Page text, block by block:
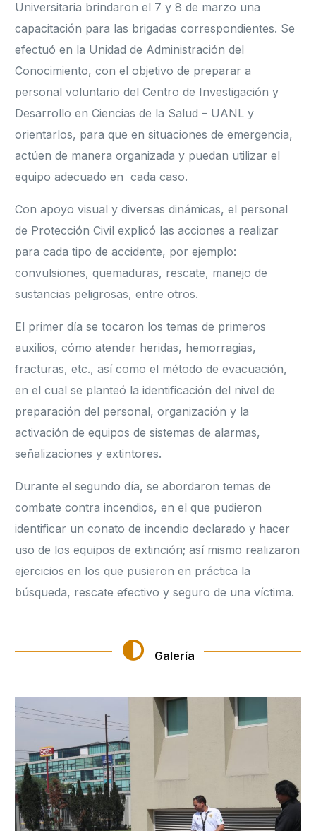
Universitaria brindaron el 7 y 8 de marzo una
capacitación para las brigadas correspondientes. Se
efectuó en la Unidad de Administración del
Conocimiento, con el objetivo de preparar a
personal voluntario del Centro de Investigación y
Desarrollo en Ciencias de la Salud – UANL y
orientarlos, para que en situaciones de emergencia,
actúen de manera organizada y puedan utilizar el
equipo adecuado en cada caso.
Con apoyo visual y diversas dinámicas, el personal
de Protección Civil explicó las acciones a realizar
para cada tipo de accidente, por ejemplo:
convulsiones, quemaduras, rescate, manejo de
sustancias peligrosas, entre otros.
El primer día se tocaron los temas de primeros
auxilios, cómo atender heridas, hemorragias,
fracturas, etc., así como el método de evacuación,
en el cual se planteó la identificación del nivel de
preparación del personal, organización y la
activación de equipos de sistemas de alarmas,
señalizaciones y extintores.
Durante el segundo día, se abordaron temas de
combate contra incendios, en el que pudieron
identificar un conato de incendio declarado y hacer
uso de los equipos de extinción; así mismo realizaron
ejercicios en los que pusieron en práctica la
búsqueda, rescate efectivo y seguro de una víctima.
Galería